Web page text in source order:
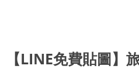
【LINE免費貼圖】